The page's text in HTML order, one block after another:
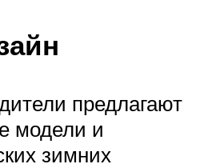
предлагают
модели и
зимних